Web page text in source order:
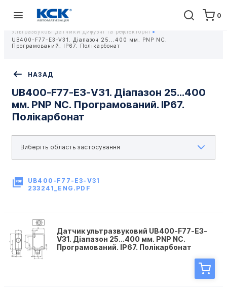
0
Головна Обладнання
Контрольно-вимірювальні прилади
Ультразвукові Датчики
Ультразвукові датчики дифузні та рефлекторні
UB400-F77-E3-V31. Діапазон 25...400 мм. PNP NC.
Програмований. IP67. Полікарбонат
НАЗАД
UB400-F77-E3-V31. Діапазон 25...400
мм. PNP NC. Програмований. IP67.
Полікарбонат
UB400-F77-E3-V31
233241_ENG.PDF
Датчик ультразвуковий UB400-F77-E3-
V31. Діапазон 25...400 мм. PNP NC.
Програмований. IP67. Полікарбонат